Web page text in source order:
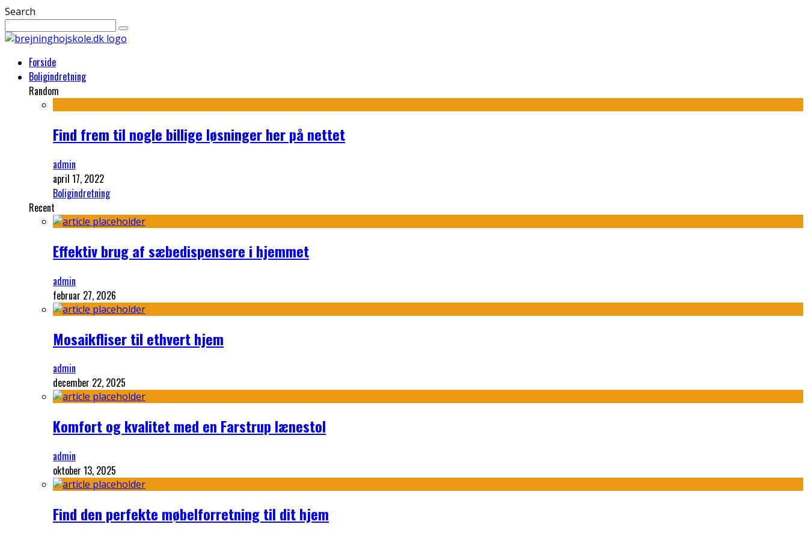
Search
Forside
Boligindretning
Random
Find frem til nogle billige løsninger her på nettet
admin
april 17, 2022
Boligindretning
Recent
Effektiv brug af sæbedispensere i hjemmet
admin
februar 27, 2026
Mosaikfliser til ethvert hjem
admin
december 22, 2025
Komfort og kvalitet med en Farstrup lænestol
admin
oktober 13, 2025
Find den perfekte møbelforretning til dit hjem